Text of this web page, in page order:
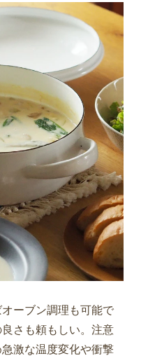
ーブン調理も可能で
さも頼もしい。注意
激な温度変化や衝撃